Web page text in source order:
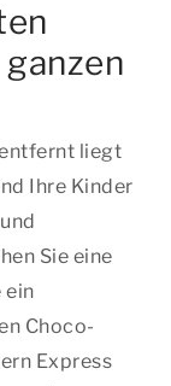
liegt
Ihre Kinder
Sie eine
ein
Choco-
Express